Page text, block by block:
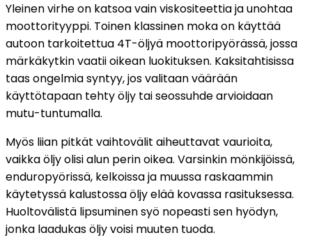
Yleinen virhe on katsoa vain viskositeettia ja unohtaa
moottorityyppi. Toinen klassinen moka on käyttää
autoon tarkoitettua 4T-öljyä moottoripyörässä, jossa
märkäkytkin vaatii oikean luokituksen. Kaksitahtisissa
taas ongelmia syntyy, jos valitaan väärään
käyttötapaan tehty öljy tai seossuhde arvioidaan
mutu-tuntumalla.
Myös liian pitkät vaihtovälit aiheuttavat vaurioita,
vaikka öljy olisi alun perin oikea. Varsinkin mönkijöissä,
enduropyörissä, kelkoissa ja muussa raskaammin
käytetyssä kalustossa öljy elää kovassa rasituksessa.
Huoltovälistä lipsuminen syö nopeasti sen hyödyn,
jonka laadukas öljy voisi muuten tuoda.